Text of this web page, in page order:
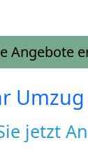
Angebote
Umzug
jetzt